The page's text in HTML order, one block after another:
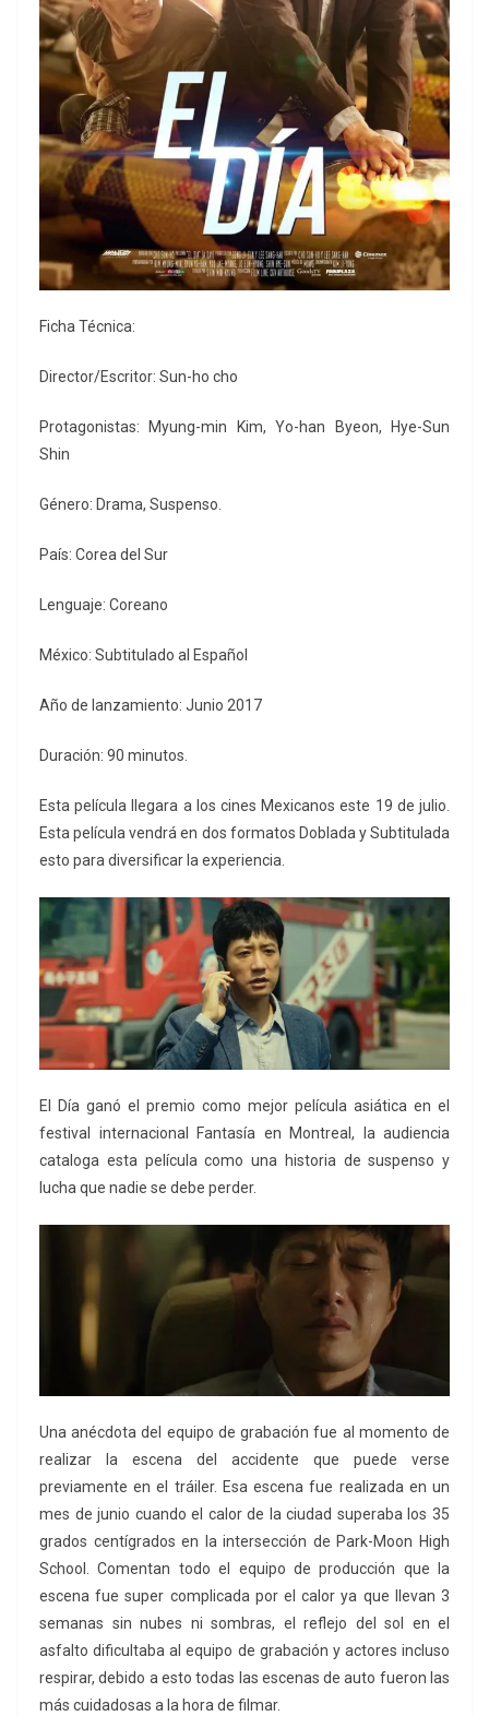
Ficha Técnica:
Director/Escritor: Sun-ho cho
Protagonistas: Myung-min Kim, Yo-han Byeon, Hye-Sun
Shin
Género: Drama, Suspenso.
País: Corea del Sur
Lenguaje: Coreano
México: Subtitulado al Español
Año de lanzamiento: Junio 2017
Duración: 90 minutos.
Esta película llegara a los cines Mexicanos este 19 de julio.
Esta película vendrá en dos formatos Doblada y Subtitulada
esto para diversificar la experiencia.
El Día ganó el premio como mejor película asiática en el
festival internacional Fantasía en Montreal, la audiencia
cataloga esta película como una historia de suspenso y
lucha que nadie se debe perder.
Una anécdota del equipo de grabación fue al momento de
realizar la escena del accidente que puede verse
previamente en el tráiler. Esa escena fue realizada en un
mes de junio cuando el calor de la ciudad superaba los 35
grados centígrados en la intersección de Park-Moon High
School. Comentan todo el equipo de producción que la
escena fue super complicada por el calor ya que llevan 3
semanas sin nubes ni sombras, el reflejo del sol en el
asfalto dificultaba al equipo de grabación y actores incluso
respirar, debido a esto todas las escenas de auto fueron las
más cuidadosas a la hora de filmar.